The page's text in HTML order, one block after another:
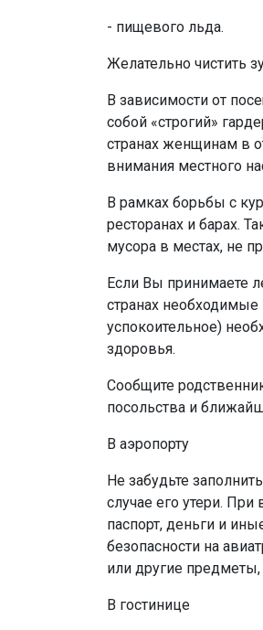
- пищевого льда.
Желательно чистить
В зависимости от
собой «строгий»
странах женщинам в
внимания местного
В рамках борьбы с
ресторанах и барах.
мусора в местах, не
Если Вы принимаете
странах необходимые
успокоительное)
здоровья.
Сообщите
посольства и
В аэропорту
Не забудьте
случае его утери.
паспорт, деньги и
безопасности на
или другие
В гостинице